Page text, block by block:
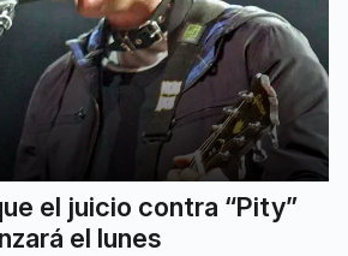
el juicio contra “Pity”
el lunes